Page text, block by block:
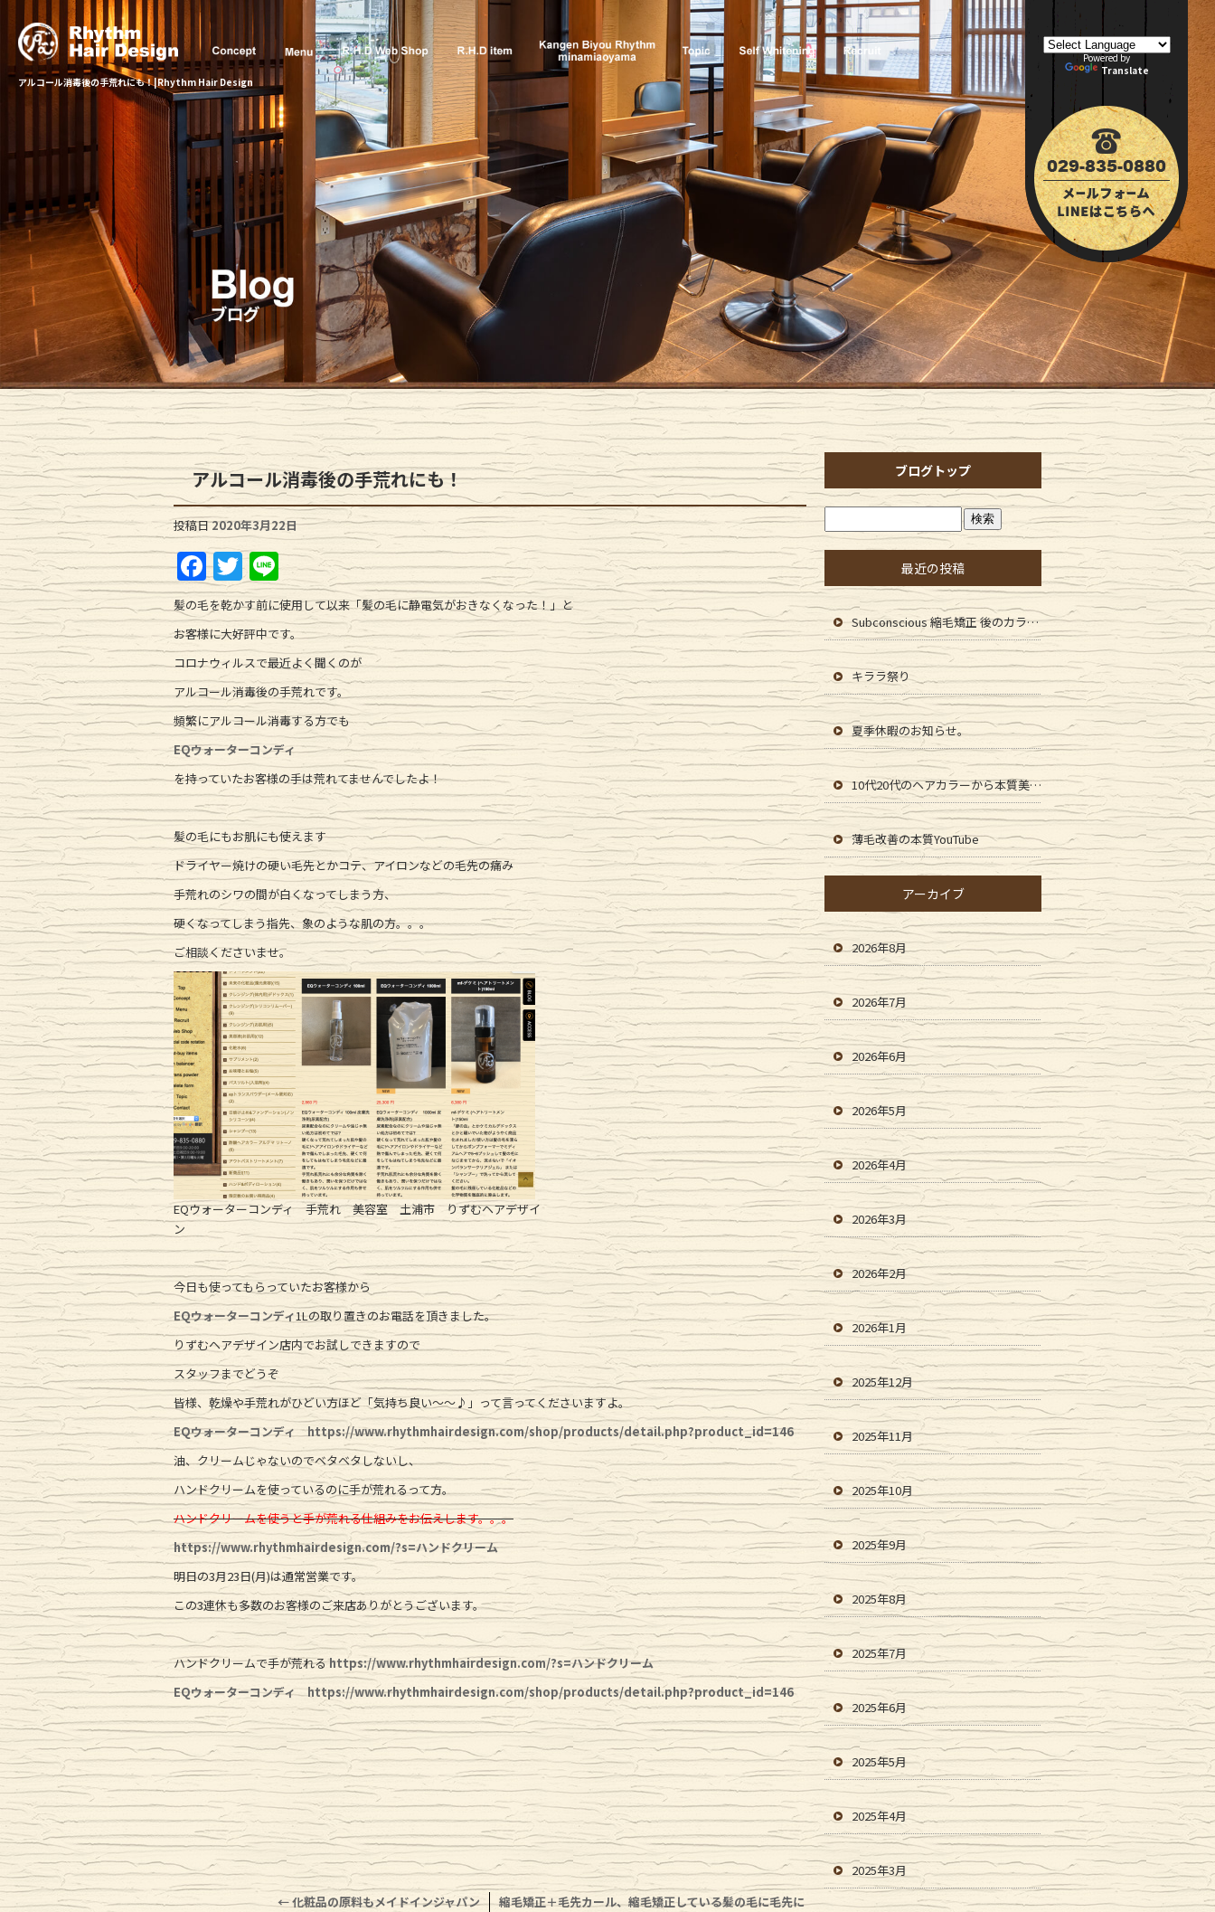
アルコール消毒後の手荒れにも！|Rhythm Hair Design
アルコール消毒後の手荒れにも！
投稿日2020年3月22日
F
a
c
e
b
o
o
k
T
w
it
te
r
Li
n
e
髪の毛を乾かす前に使用して以来「髪の毛に静電気がおきなくなった！」と
お客様に大好評中です。
コロナウィルスで最近よく聞くのが
アルコール消毒後の手荒れです。
頻繁にアルコール消毒する方でも
EQウォーターコンディ
を持っていたお客様の手は荒れてませんでしたよ！
髪の毛にもお肌にも使えます
ドライヤー焼けの硬い毛先とかコテ、アイロンなどの毛先の痛み
手荒れのシワの間が白くなってしまう方、
硬くなってしまう指先、象のような肌の方。。。
ご相談くださいませ。
EQウォーターコンディ 手荒れ 美容室 土浦市 りずむヘアデザイ
ン
今日も使ってもらっていたお客様から
EQウォーターコンディ1Lの取り置きのお電話を頂きました。
りずむヘアデザイン店内でお試しできますので
スタッフまでどうぞ
皆様、乾燥や手荒れがひどい方ほど「気持ち良い〜〜♪」って言ってくださいますよ。
EQウォーターコンディ
https://www.rhythmhairdesign.com/shop/products/detail.php?product_id=146
油、クリームじゃないのでベタベタしないし、
ハンドクリームを使っているのに手が荒れるって方。
ハンドクリームを使うと手が荒れる仕組みをお伝えします。。。
https://www.rhythmhairdesign.com/?s=ハンドクリーム
明日の3月23日(月)は通常営業です。
この3連休も多数のお客様のご来店ありがとうございます。
ハンドクリームで手が荒れるhttps://www.rhythmhairdesign.com/?s=ハンドクリーム
EQウォーターコンディ
https://www.rhythmhairdesign.com/shop/products/detail.php?product_id=146
←化粧品の原料もメイドインジャパン
縮毛矯正＋毛先カール、縮毛矯正している髪の毛に毛先に
ブログトップ
最近の投稿
Subconscious 縮毛矯正 後のカラーファンタジー107Dplus
キララ祭り
夏季休暇のお知らせ。
10代20代のヘアカラーから本質美を提供します。
薄毛改善の本質YouTube
アーカイブ
2026年8月
2026年7月
2026年6月
2026年5月
2026年4月
2026年3月
2026年2月
2026年1月
2025年12月
2025年11月
2025年10月
2025年9月
2025年8月
2025年7月
2025年6月
2025年5月
2025年4月
2025年3月
Powered by
Translate